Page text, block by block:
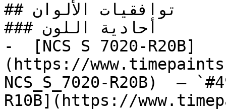
## توافقيات الألوان
### أحادية اللون
-  [NCS S 7020-R20B]
(https://
NCS_S_7020-R20B)  —
R10B](https://